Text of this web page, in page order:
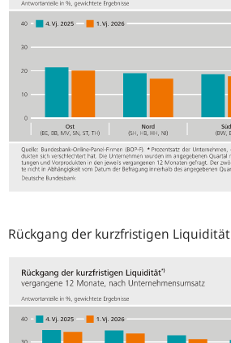
Rückgang der kurzfristigen Liquidität